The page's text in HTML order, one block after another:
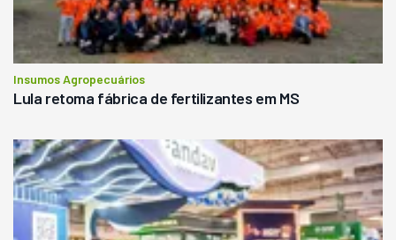
Insumos Agropecuários
Lula retoma fábrica de fertilizantes em MS